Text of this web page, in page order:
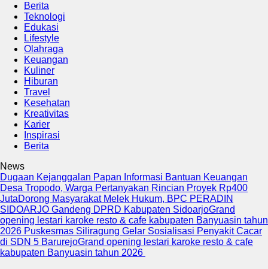
Berita
Teknologi
Edukasi
Lifestyle
Olahraga
Keuangan
Kuliner
Hiburan
Travel
Kesehatan
Kreativitas
Karier
Inspirasi
Berita
News
Dugaan Kejanggalan Papan Informasi Bantuan Keuangan
Desa Tropodo, Warga Pertanyakan Rincian Proyek Rp400
JutaDorong Masyarakat Melek Hukum, BPC PERADIN
SIDOARJO Gandeng DPRD Kabupaten SidoarjoGrand
opening lestari karoke resto & cafe kabupaten Banyuasin tahun
2026 Puskesmas Siliragung Gelar Sosialisasi Penyakit Cacar
di SDN 5 BarurejoGrand opening lestari karoke resto & cafe
kabupaten Banyuasin tahun 2026